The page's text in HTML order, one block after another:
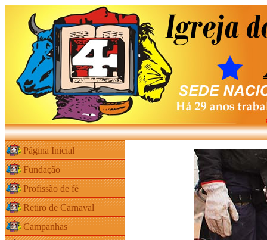
Página Inicial
Fundação
Profissão de fé
Retiro de Carnaval
Campanhas